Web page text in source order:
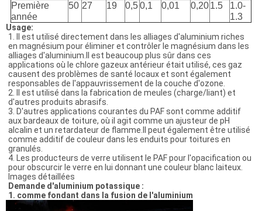
Première
année
50 27 19 0,50,1 0,01 0,201.5
1.0-
1.3
Usage:
1. Il est utilisé directement dans les alliages d'aluminium riches
en magnésium pour éliminer et contrôler le magnésium dans les
alliages d'aluminium.Il est beaucoup plus sûr dans ces
applications où le chlore gazeux antérieur était utilisé, ces gaz
causent des problèmes de santé locaux et sont également
responsables de l'appauvrissement de la couche d'ozone.
2. Il est utilisé dans la fabrication de meules (charge/liant) et
d'autres produits abrasifs.
3. D'autres applications courantes du PAF sont comme additif
aux bardeaux de toiture, où il agit comme un ajusteur de pH
alcalin et un retardateur de flamme.Il peut également être utilisé
comme additif de couleur dans les enduits pour toitures en
granulés.
4. Les producteurs de verre utilisent le PAF pour l'opacification ou
pour obscurcir le verre en lui donnant une couleur blanc laiteux.
Images détaillées
Demande d'aluminium potassique :
1. comme fondant dans la fusion de l'aluminium